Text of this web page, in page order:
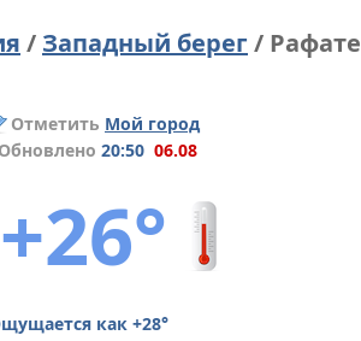
/ Западный берег / Рафате
Отметить Мой город
Обновлено 20:50 06.08
+26°
как +28°